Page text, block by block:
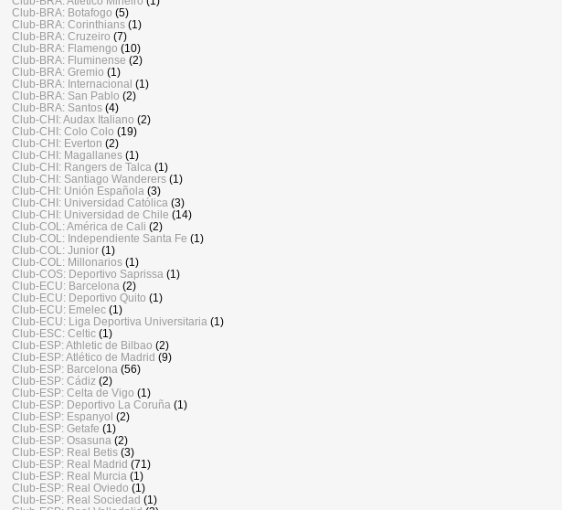
Club-BRA: Botafogo (5)
Club-BRA: Corinthians (1)
Club-BRA: Cruzeiro (7)
Club-BRA: Flamengo (10)
Club-BRA: Fluminense (2)
Club-BRA: Gremio (1)
Club-BRA: Internacional (1)
Club-BRA: San Pablo (2)
Club-BRA: Santos (4)
Club-CHI: Audax Italiano (2)
Club-CHI: Colo Colo (19)
Club-CHI: Everton (2)
Club-CHI: Magallanes (1)
Club-CHI: Rangers de Talca (1)
Club-CHI: Santiago Wanderers (1)
Club-CHI: Unión Española (3)
Club-CHI: Universidad Católica (3)
Club-CHI: Universidad de Chile (14)
Club-COL: América de Cali (2)
Club-COL: Independiente Santa Fe (1)
Club-COL: Junior (1)
Club-COL: Millonarios (1)
Club-COS: Deportivo Saprissa (1)
Club-ECU: Barcelona (2)
Club-ECU: Deportivo Quito (1)
Club-ECU: Emelec (1)
Club-ECU: Liga Deportiva Universitaria (1)
Club-ESC: Celtic (1)
Club-ESP: Athletic de Bilbao (2)
Club-ESP: Atlético de Madrid (9)
Club-ESP: Barcelona (56)
Club-ESP: Cádiz (2)
Club-ESP: Celta de Vigo (1)
Club-ESP: Deportivo La Coruña (1)
Club-ESP: Espanyol (2)
Club-ESP: Getafe (1)
Club-ESP: Osasuna (2)
Club-ESP: Real Betis (3)
Club-ESP: Real Madrid (71)
Club-ESP: Real Murcia (1)
Club-ESP: Real Oviedo (1)
Club-ESP: Real Sociedad (1)